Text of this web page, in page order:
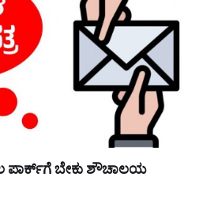
ಪಾರ್ಕ್‌ಗೆ ಬೇಕು ಶೌಚಾಲಯ